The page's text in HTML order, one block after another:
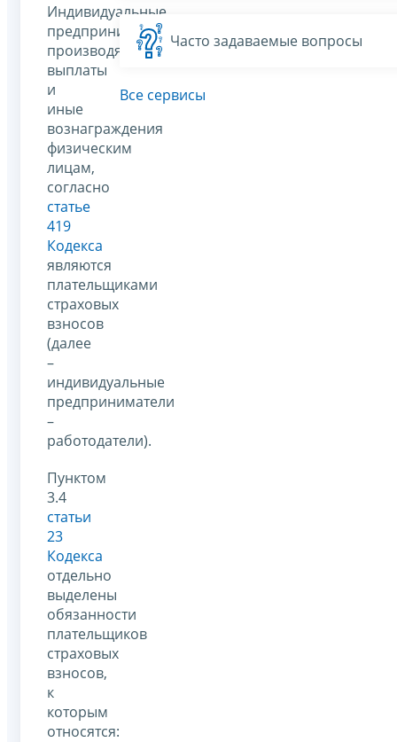
Индивидуальные
предприниматели,
производящие
выплаты
и
иные
вознаграждения
физическим
лицам,
согласно
статье
419
Кодекса
являются
плательщиками
страховых
взносов
(далее
–
индивидуальные
предприниматели
–
работодатели).
Пунктом
3.4
статьи
23
Кодекса
отдельно
выделены
обязанности
плательщиков
страховых
взносов,
к
которым
относятся:
Часто задаваемые вопросы
Все сервисы